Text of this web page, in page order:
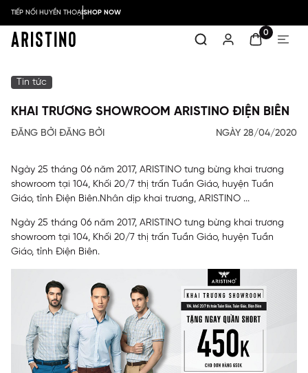
TIẾP NỐI HUYỀN THOẠISHOP NOW
0
Tin tức
KHAI TRƯƠNG SHOWROOM ARISTINO ĐIỆN BIÊN
ĐĂNG BỞI ĐĂNG BỞI NGÀY 28/04/2020
Ngày 25 tháng 06 năm 2017, ARISTINO tưng bừng khai trương
showroom tại 104, Khối 20/7 thị trấn Tuần Giáo, huyện Tuần
Giáo, tỉnh Điện Biên.Nhân dịp khai trương, ARISTINO ...
Ngày 25 tháng 06 năm 2017, ARISTINO tưng bừng khai trương
showroom tại 104, Khối 20/7 thị trấn Tuần Giáo, huyện Tuần
Giáo, tỉnh Điện Biên.